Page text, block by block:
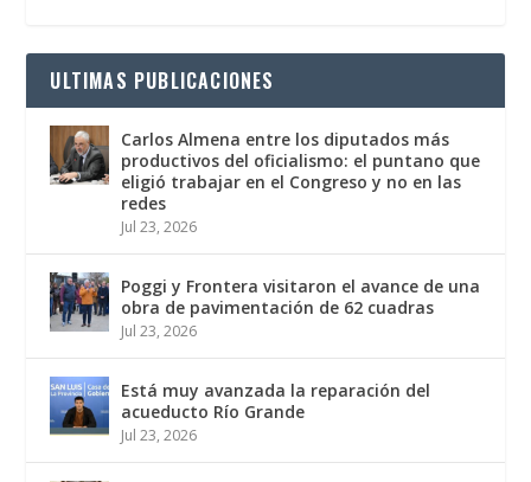
ULTIMAS PUBLICACIONES
Carlos Almena entre los diputados más
productivos del oficialismo: el puntano que
eligió trabajar en el Congreso y no en las
redes
Jul 23, 2026
Poggi y Frontera visitaron el avance de una
obra de pavimentación de 62 cuadras
Jul 23, 2026
Está muy avanzada la reparación del
acueducto Río Grande
Jul 23, 2026